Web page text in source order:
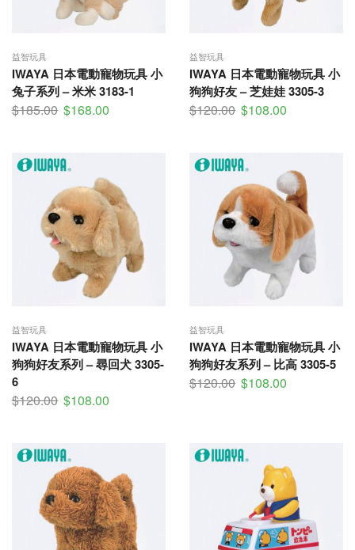
益智玩具
IWAYA 日本電動寵物玩具 小
兔子系列 – 米米 3183-1
$185.00 $168.00
益智玩具
IWAYA 日本電動寵物玩具 小
狗狗好友 – 芝娃娃 3305-3
$120.00 $108.00
益智玩具
IWAYA 日本電動寵物玩具 小
狗狗好友系列 – 尋回犬 3305-
6
$120.00 $108.00
益智玩具
IWAYA 日本電動寵物玩具 小
狗狗好友系列 – 比高 3305-5
$120.00 $108.00